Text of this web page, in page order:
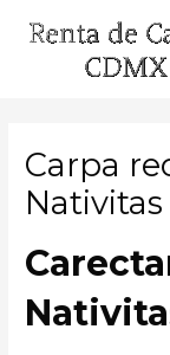
Carpa
Nativitas